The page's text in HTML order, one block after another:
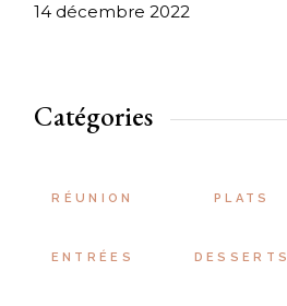
14 décembre 2022
Catégories
RÉUNION PLATS
ENTRÉES DESSERTS